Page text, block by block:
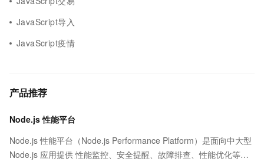
JavaScript导入
JavaScript疫情
产品推荐
Node.js 性能平台
Node.js 性能平台（Node.js Performance Platform）是面向中大型
Node.js 应用提供 性能监控、安全提醒、故障排查、性能优化等服